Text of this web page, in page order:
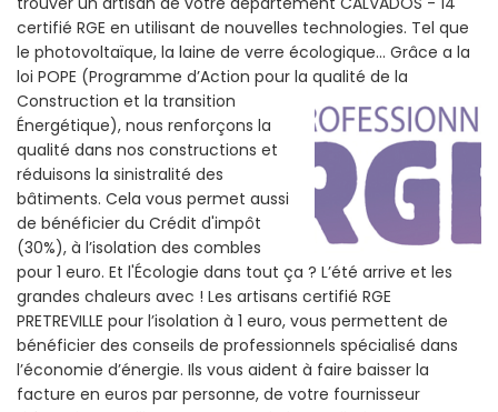
certifié RGE en utilisant de nouvelles technologies. Tel que
le photovoltaïque, la laine de verre écologique... Grâce a la
loi POPE (Programme d’Action pour la qualité de la
Construction et la transition
Énergétique), nous renforçons la
qualité dans nos constructions et
réduisons la sinistralité des
bâtiments. Cela vous permet aussi
de bénéficier du Crédit d'impôt
(30%), à l’isolation des combles
pour 1 euro. Et l'Écologie dans tout ça ? L’été arrive et les
grandes chaleurs avec ! Les artisans certifié RGE
PRETREVILLE pour l’isolation à 1 euro, vous permettent de
bénéficier des conseils de professionnels spécialisé dans
l’économie d’énergie. Ils vous aident à faire baisser la
facture en euros par personne, de votre fournisseur